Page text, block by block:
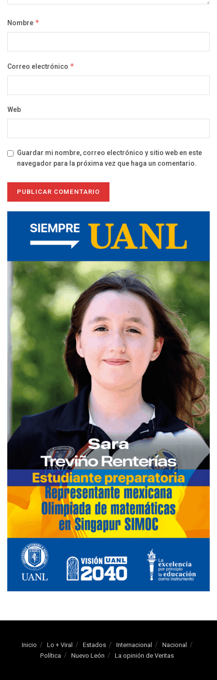
Nombre *
Correo electrónico *
Web
Guardar mi nombre, correo electrónico y sitio web en este
navegador para la próxima vez que haga un comentario.
Inicio Lo + Viral Estados Internacional
Nacional
Política
Nuevo León La opinión de Veritas